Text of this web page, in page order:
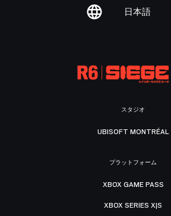
日本語
スタジオ
UBISOFT MONTRÉAL
プラットフォーム
XBOX GAME PASS
XBOX SERIES X|S